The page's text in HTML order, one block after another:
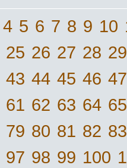
4 5 6 7 8 9 10
25 26 27 28 29
43 44 45 46 47
61 62 63 64 65
79 80 81 82 83
97 98 99 100